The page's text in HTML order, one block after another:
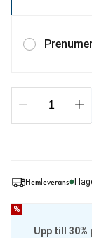
Hemleverans I
%
Upp till 30%